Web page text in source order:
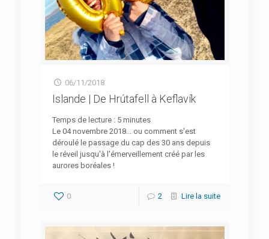
06/11/2018
Islande | De Hrútafell à Keflavík
Temps de lecture : 5 minutes
Le 04 novembre 2018... ou comment s'est
déroulé le passage du cap des 30 ans depuis
le réveil jusqu'à l'émerveillement créé par les
aurores boréales !
0 2 Lire la suite